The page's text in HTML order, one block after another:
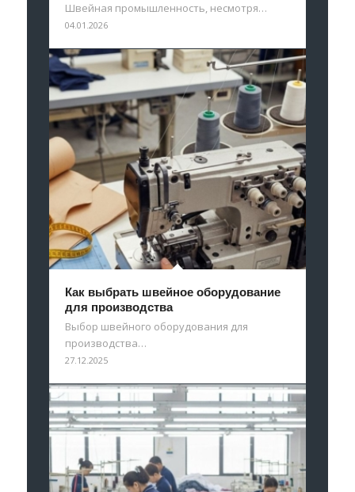
Швейная промышленность, несмотря…
04.01.2026
Как выбрать швейное оборудование
для производства
Выбор швейного оборудования для
производства…
27.12.2025